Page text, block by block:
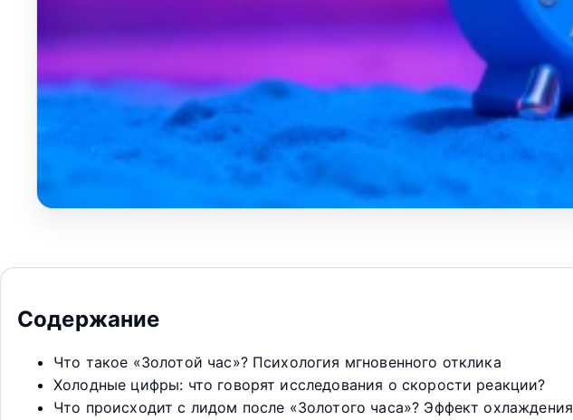
Содержание
Что такое «Золотой час»? Психология мгновенного отклика
Холодные цифры: что говорят исследования о скорости реакции?
Что происходит с лидом после «Золотого часа»? Эффект охлаждения